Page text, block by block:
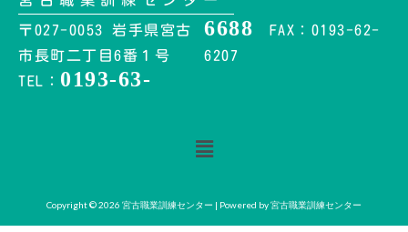
〒027-0053 岩手県宮古
市長町二丁目6番１号
TEL： 0193-63-
6688 FAX：0193-62-
6207
メ
ニ
ー
Copyright © 2026 宮古職業訓練センター | Powered by 宮古職業訓練センター